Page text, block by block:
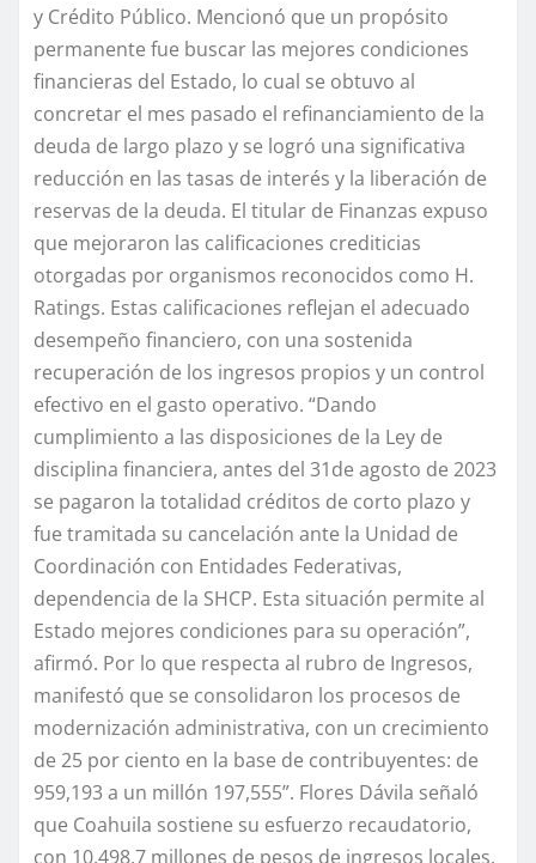
y Crédito Público. Mencionó que un propósito
permanente fue buscar las mejores condiciones
financieras del Estado, lo cual se obtuvo al
concretar el mes pasado el refinanciamiento de la
deuda de largo plazo y se logró una significativa
reducción en las tasas de interés y la liberación de
reservas de la deuda. El titular de Finanzas expuso
que mejoraron las calificaciones crediticias
otorgadas por organismos reconocidos como H.
Ratings. Estas calificaciones reflejan el adecuado
desempeño financiero, con una sostenida
recuperación de los ingresos propios y un control
efectivo en el gasto operativo. “Dando
cumplimiento a las disposiciones de la Ley de
disciplina financiera, antes del 31de agosto de 2023
se pagaron la totalidad créditos de corto plazo y
fue tramitada su cancelación ante la Unidad de
Coordinación con Entidades Federativas,
dependencia de la SHCP. Esta situación permite al
Estado mejores condiciones para su operación”,
afirmó. Por lo que respecta al rubro de Ingresos,
manifestó que se consolidaron los procesos de
modernización administrativa, con un crecimiento
de 25 por ciento en la base de contribuyentes: de
959,193 a un millón 197,555”. Flores Dávila señaló
que Coahuila sostiene su esfuerzo recaudatorio,
con 10,498.7 millones de pesos de ingresos locales.